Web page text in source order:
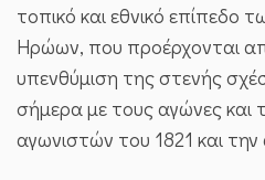
τοπικό και εθνικό επίπεδο
Ηρώων, που προέρχονται
υπενθύμιση της στενής
σήμερα με τους αγώνες και
αγωνιστών του 1821 και